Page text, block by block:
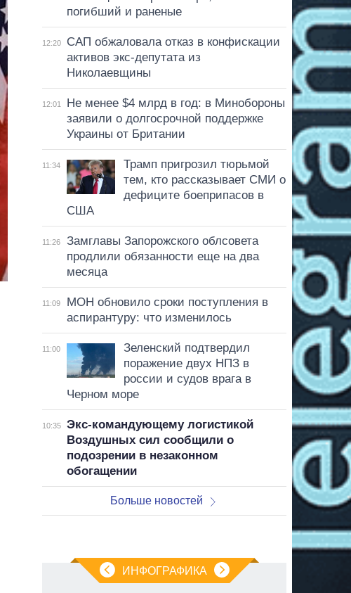
погибший и раненые
12:20
САП обжаловала отказ в конфискации
активов экс-депутата из
Николаевщины
12:01
Не менее $4 млрд в год: в Минобороны
заявили о долгосрочной поддержке
Украины от Британии
11:34
Трамп пригрозил тюрьмой
тем, кто рассказывает СМИ о
дефиците боеприпасов в
США
11:26
Замглавы Запорожского облсовета
продлили обязанности еще на два
месяца
11:09
МОН обновило сроки поступления в
аспирантуру: что изменилось
11:00
Зеленский подтвердил
поражение двух НПЗ в
россии и судов врага в
Черном море
10:35
Экс-командующему логистикой
Воздушных сил сообщили о
подозрении в незаконном
обогащении
Больше новостей
ИНФОГРАФИКА